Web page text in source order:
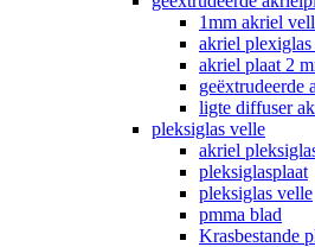
1mm akriel
akriel plexiglas
akriel plaat 2
geëxtrudeerde
ligte diffuser
pleksiglas velle
akriel
pleksiglasplaat
pleksiglas velle
pmma blad
Krasbestande